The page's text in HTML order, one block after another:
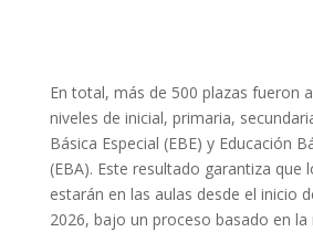
En total, más de 500 plazas fueron
niveles de inicial, primaria,
Básica Especial (EBE) y Educación
(EBA). Este resultado garantiza que
estarán en las aulas desde el inicio
2026, bajo un proceso basado en